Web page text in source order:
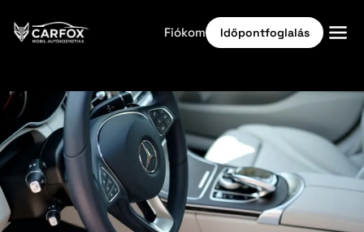
Fiókom Időpontfoglalás
Kezdőlap
Autóflotta tisztítás
Kamion tisztítás
Időpontfoglalás
+36 70 563 6945